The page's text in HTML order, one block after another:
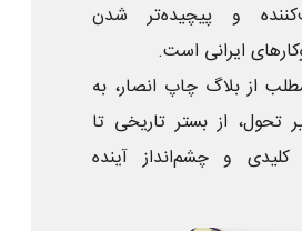
و پیچیده‌تر شدن
ایرانی است.
از بلاگ چاپ انصار، به
از بستر تاریخی تا
و چشم‌انداز آینده